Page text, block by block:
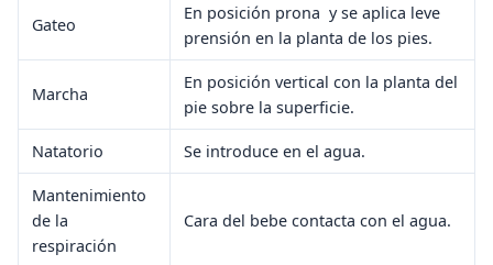
Gateo
En posición prona y se aplica leve
prensión en la planta de los pies.
Marcha
En posición vertical con la planta del
pie sobre la superficie.
Natatorio Se introduce en el agua.
Mantenimiento
de la
respiración
Cara del bebe contacta con el agua.